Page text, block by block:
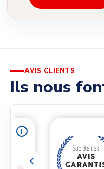
AVIS CLIENTS
Ils nous